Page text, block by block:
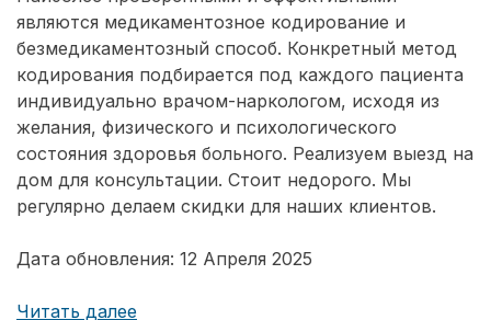
являются медикаментозное кодирование и
безмедикаментозный способ. Конкретный метод
кодирования подбирается под каждого пациента
индивидуально врачом-наркологом, исходя из
желания, физического и психологического
состояния здоровья больного. Реализуем выезд на
дом для консультации. Стоит недорого. Мы
регулярно делаем скидки для наших клиентов.
Дата обновления: 12 Апреля 2025
Читать далее